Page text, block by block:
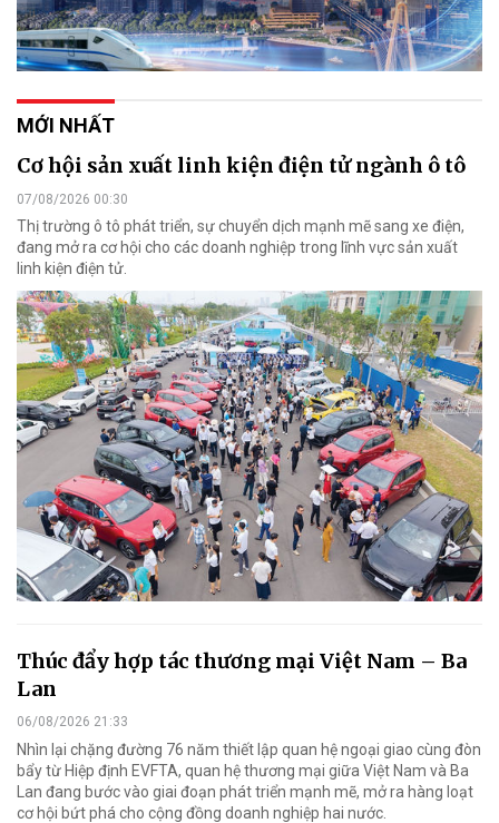
MỚI NHẤT
Cơ hội sản xuất linh kiện điện tử ngành ô tô
07/08/2026 00:30
Thị trường ô tô phát triển, sự chuyển dịch mạnh mẽ sang xe điện,
đang mở ra cơ hội cho các doanh nghiệp trong lĩnh vực sản xuất
linh kiện điện tử.
Thúc đẩy hợp tác thương mại Việt Nam – Ba
Lan
06/08/2026 21:33
Nhìn lại chặng đường 76 năm thiết lập quan hệ ngoại giao cùng đòn
bẩy từ Hiệp định EVFTA, quan hệ thương mại giữa Việt Nam và Ba
Lan đang bước vào giai đoạn phát triển mạnh mẽ, mở ra hàng loạt
cơ hội bứt phá cho cộng đồng doanh nghiệp hai nước.